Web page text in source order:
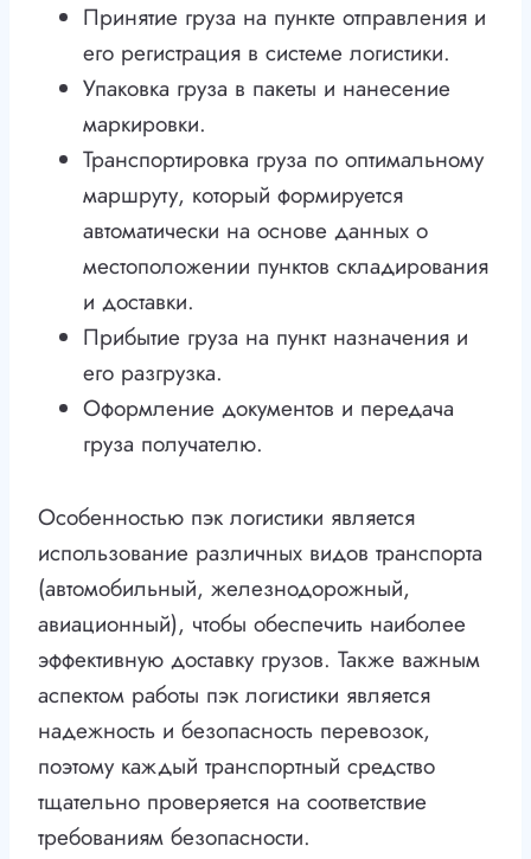
Принятие груза на пункте отправления и
его регистрация в системе логистики.
Упаковка груза в пакеты и нанесение
маркировки.
Транспортировка груза по оптимальному
маршруту, который формируется
автоматически на основе данных о
местоположении пунктов складирования
и доставки.
Прибытие груза на пункт назначения и
его разгрузка.
Оформление документов и передача
груза получателю.
Особенностью пэк логистики является
использование различных видов транспорта
(автомобильный, железнодорожный,
авиационный), чтобы обеспечить наиболее
эффективную доставку грузов. Также важным
аспектом работы пэк логистики является
надежность и безопасность перевозок,
поэтому каждый транспортный средство
тщательно проверяется на соответствие
требованиям безопасности.